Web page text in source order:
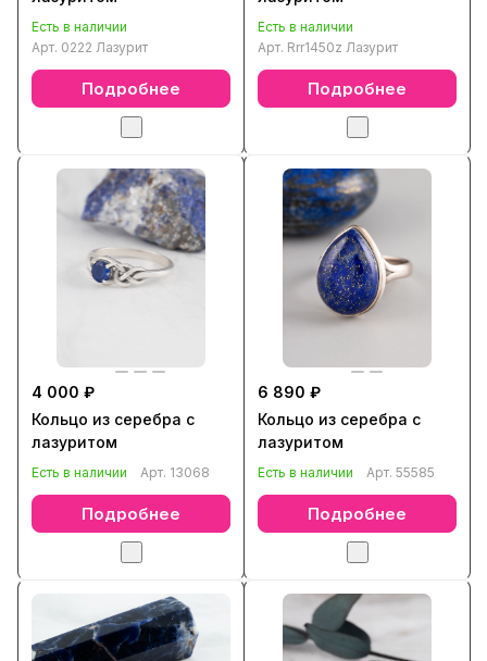
Есть в наличии
Арт. 0222 Лазурит
Подробнее
Есть в наличии
Арт. Rrr1450z Лазурит
Подробнее
4 000 ₽
Кольцо из серебра с
лазуритом
Есть в наличии Арт. 13068
Подробнее
6 890 ₽
Кольцо из серебра с
лазуритом
Есть в наличии Арт. 55585
Подробнее